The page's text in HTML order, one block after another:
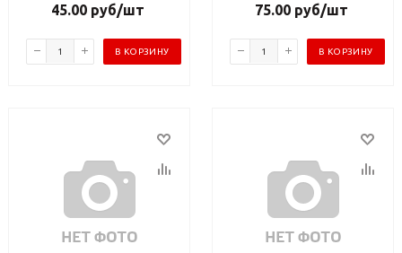
45.00 руб/шт
В КОРЗИНУ
75.00 руб/шт
В КОРЗИНУ